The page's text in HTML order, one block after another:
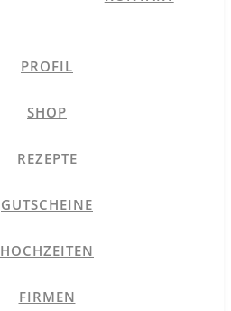
PROFIL
SHOP
REZEPTE
GUTSCHEINE
HOCHZEITEN
FIRMEN